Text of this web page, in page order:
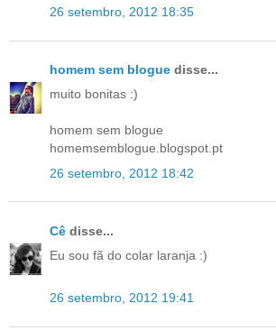
26 setembro, 2012 18:35
homem sem blogue disse...
muito bonitas :)
homem sem blogue
homemsemblogue.blogspot.pt
26 setembro, 2012 18:42
Cê disse...
Eu sou fã do colar laranja :)
26 setembro, 2012 19:41